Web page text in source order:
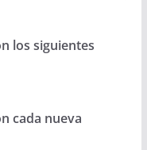
los siguientes
cada nueva